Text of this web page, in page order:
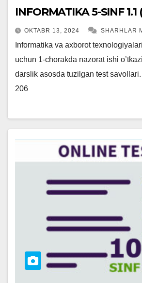
INFORMATIKA 5-SINF
OKTABR 13, 2024 SHARHLAR
Informatika va axborot
uchun 1-chorakda nazorat ishi
darslik asosda tuzilgan test
206